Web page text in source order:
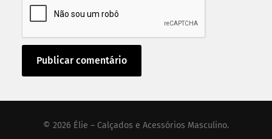
© 2026 Élie – Calçados e Acessórios Masculino.